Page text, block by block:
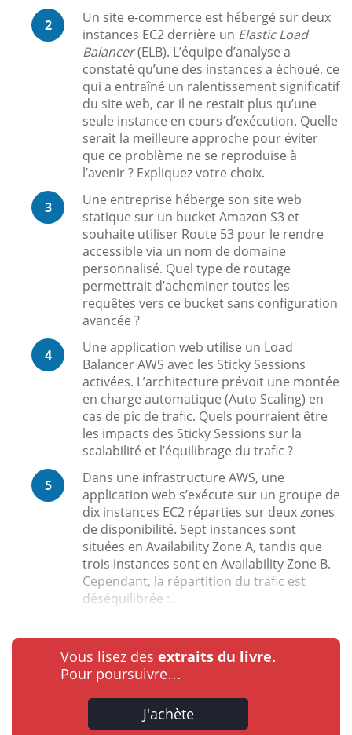
2
Un site e-commerce est hébergé sur deux
instances EC2 derrière un Elastic Load
Balancer(ELB). L’équipe d’analyse a
constaté qu’une des instances a échoué, ce
qui a entraîné un ralentissement significatif
du site web, car il ne restait plus qu’une
seule instance en cours d’exécution. Quelle
serait la meilleure approche pour éviter
que ce problème ne se reproduise à
l’avenir ? Expliquez votre choix.
3
Une entreprise héberge son site web
statique sur un bucket Amazon S3 et
souhaite utiliser Route 53 pour le rendre
accessible via un nom de domaine
personnalisé. Quel type de routage
permettrait d’acheminer toutes les
requêtes vers ce bucket sans configuration
avancée ?
4
Une application web utilise un Load
Balancer AWS avec les Sticky Sessions
activées. L’architecture prévoit une montée
en charge automatique (Auto Scaling) en
cas de pic de trafic. Quels pourraient être
les impacts des Sticky Sessions sur la
scalabilité et l’équilibrage du trafic ?
5
Dans une infrastructure AWS, une
application web s’exécute sur un groupe de
dix instances EC2 réparties sur deux zones
de disponibilité. Sept instances sont
situées en Availability Zone A, tandis que
trois instances sont en Availability Zone B.
Cependant, la répartition du trafic est
déséquilibrée :...
Vous lisez des extraits du livre.
Pour poursuivre…
J'achète